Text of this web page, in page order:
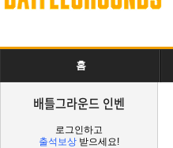
홈
배틀그라운드 인벤
로그인하고
출석보상 받으세요!